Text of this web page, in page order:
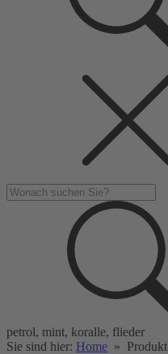
petrol, mint, koralle, flieder
Sie sind hier: Home » Produkt